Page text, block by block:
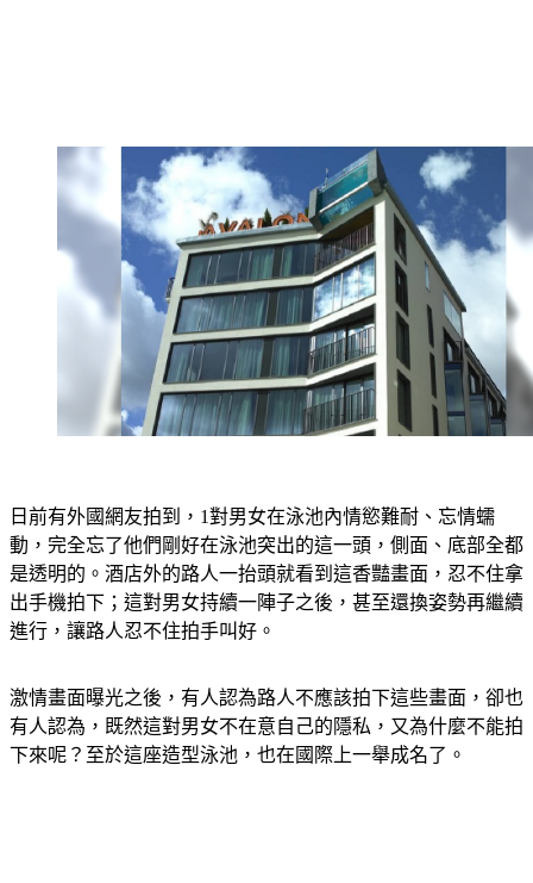
動，完全忘了他們剛好在泳池突出的這一頭，側面、底部全都
是透明的。酒店外的路人一抬頭就看到這香豔畫面，忍不住拿
出手機拍下；這對男女持續一陣子之後，甚至還換姿勢再繼續
進行，讓路人忍不住拍手叫好。
有人認為，既然這對男女不在意自己的隱私，又為什麼不能拍
下來呢？至於這座造型泳池，也在國際上一舉成名了。